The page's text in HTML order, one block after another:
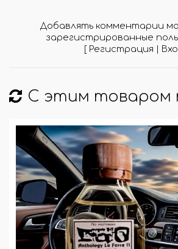
Добавлять комментарии
зарегистрированные
[ Регистрация |
С этим товаром